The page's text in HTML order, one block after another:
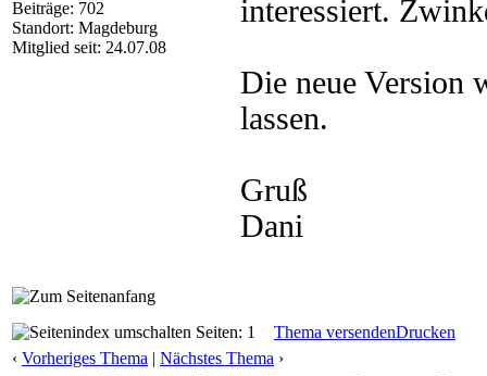
Beiträge: 702
Standort: Magdeburg
Mitglied seit: 24.07.08
interessiert.
Die neue Version
lassen.
Gruß
Dani
Seiten: 1 Thema versendenDrucken
‹ Vorheriges Thema | Nächstes Thema ›